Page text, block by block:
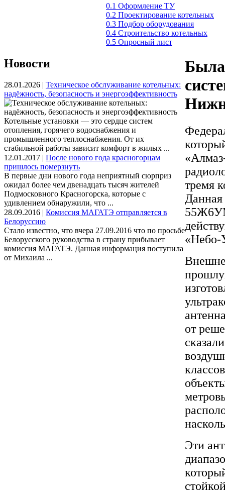
0.1 Оформление ТУ
0.2 Проектирование котельных
0.3 Подбор оборудования
0.4 Строительство котельных
0.5 Опросный лист
Новости
28.01.2026 | Техническое обслуживание котельных:
надёжность, безопасность и энергоэффективность
Котельные установки — это сердце систем
отопления, горячего водоснабжения и
промышленного теплоснабжения. От их
стабильной работы зависит комфорт в жилых ...
12.01.2017 | После нового года красногорцам
пришлось померзнуть
В первые дни нового года неприятный сюрприз
ожидал более чем двенадцать тысяч жителей
Подмосковного Красногорска, которые с
удивлением обнаружили, что ...
28.09.2016 | Комиссия МАГАТЭ отправляется в
Белоруссию
Стало известно, что вчера 27.09.2016 что по просьбе
Белорусского руководства в страну прибывает
комиссия МАГАТЭ. Данная информация поступила
от Михаила ...
Была
тремя
Данная
«Небо-
от
Эти